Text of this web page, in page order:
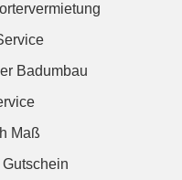
Badumbau
Maß